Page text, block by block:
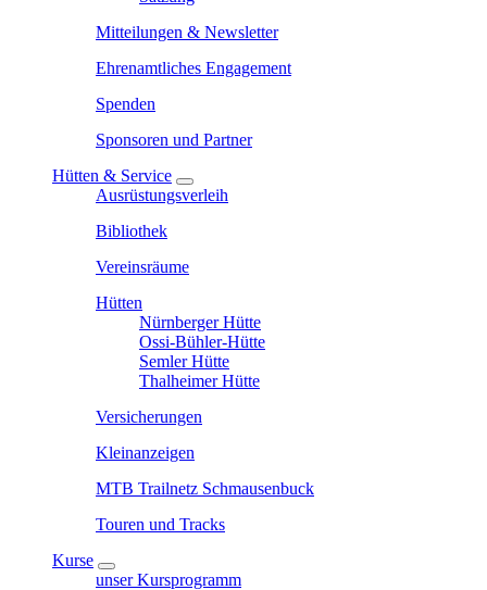
Mitteilungen & Newsletter
Ehrenamtliches Engagement
Spenden
Sponsoren und Partner
Hütten & Service
Ausrüstungsverleih
Bibliothek
Vereinsräume
Hütten
Nürnberger Hütte
Ossi-Bühler-Hütte
Semler Hütte
Thalheimer Hütte
Versicherungen
Kleinanzeigen
MTB Trailnetz Schmausenbuck
Touren und Tracks
Kurse
unser Kursprogramm